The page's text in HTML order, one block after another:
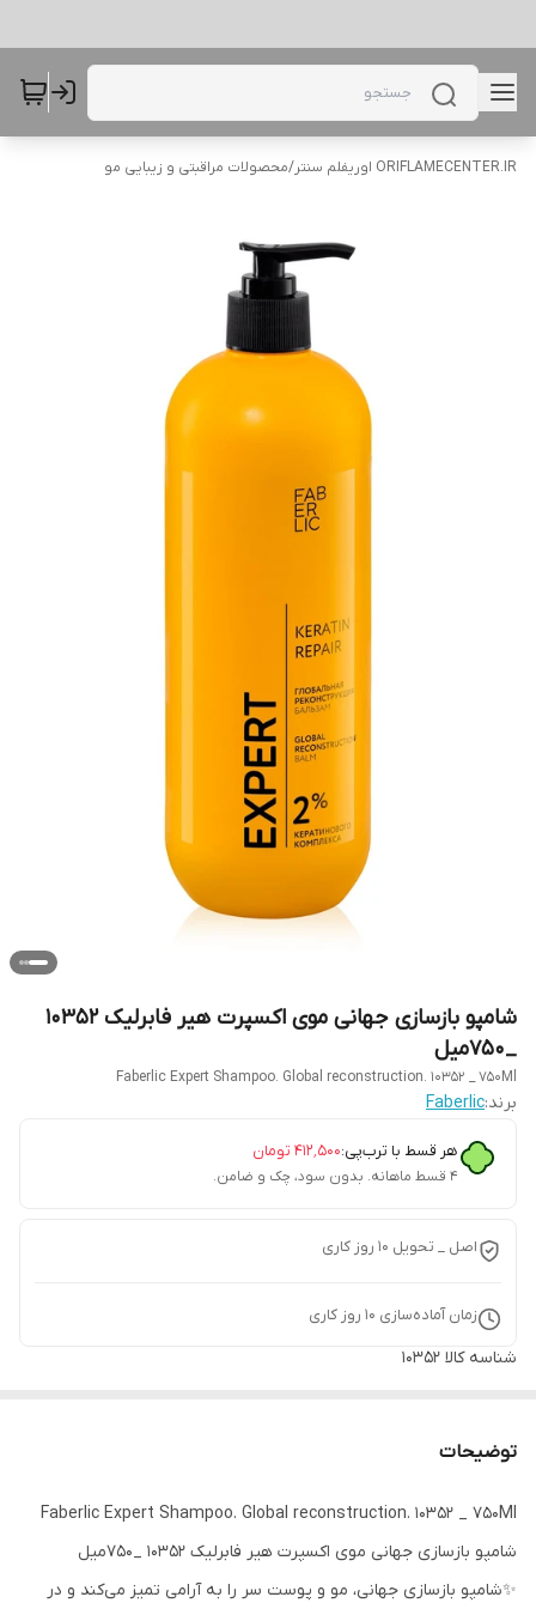
ORIFLAMECENTER.IR اوریفلم سنتر /محصولات مراقبتی و زیبایی مو
شامپو بازسازی جهانی موی اکسپرت هیر فابرلیک 10352
_750میل
Faberlic Expert Shampoo. Global reconstruction. 10352 _ 750Ml
برند:Faberlic
هر قسط با ترب‌پی:۴۱۲٬۵۰۰ تومان
۴ قسط ماهانه. بدون سود، چک و ضامن.
اصل _ تحویل ۱۰ روز کاری
زمان آماده‌سازی 10 روز کاری
شناسه کالا 1035۲
توضیحات
Faberlic Expert Shampoo. Global reconstruction. 10352 _ 750Ml
شامپو بازسازی جهانی موی اکسپرت هیر فابرلیک 10352 _750میل
✨شامپو بازسازی جهانی، مو و پوست سر را به آرامی تمیز می‌کند و در